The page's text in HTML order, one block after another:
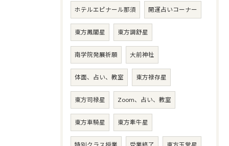
ホテルエピナール那須 開運占いコーナー
東方鳳閣星 東方調舒星
南学院発展祈願 大前神社
体面、占い、教室 東方禄存星
東方司禄星 Zoom、占い、教室
東方車騎星 東方牽牛星